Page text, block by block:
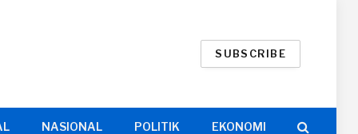
SUBSCRIBE
NASIONAL POLITIK EKONOMI